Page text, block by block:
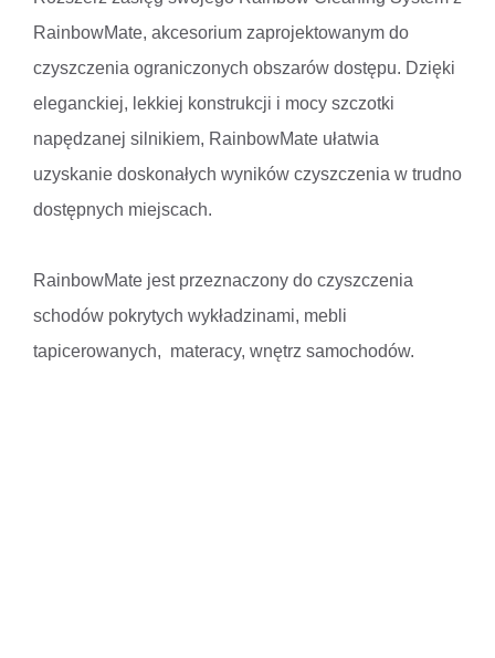
RainbowMate, akcesorium zaprojektowanym do
czyszczenia ograniczonych obszarów dostępu. Dzięki
eleganckiej, lekkiej konstrukcji i mocy szczotki
napędzanej silnikiem, RainbowMate ułatwia
uzyskanie doskonałych wyników czyszczenia w trudno
dostępnych miejscach.
RainbowMate jest przeznaczony do czyszczenia
schodów pokrytych wykładzinami, mebli
tapicerowanych, materacy, wnętrz samochodów.